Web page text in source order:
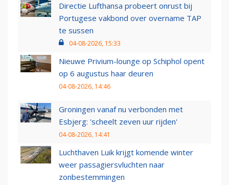
Directie Lufthansa probeert onrust bij
Portugese vakbond over overname TAP
te sussen
04-08-2026, 15:33
Nieuwe Privium-lounge op Schiphol opent
op 6 augustus haar deuren
04-08-2026, 14:46
Groningen vanaf nu verbonden met
Esbjerg: 'scheelt zeven uur rijden'
04-08-2026, 14:41
Luchthaven Luik krijgt komende winter
weer passagiersvluchten naar
zonbestemmingen